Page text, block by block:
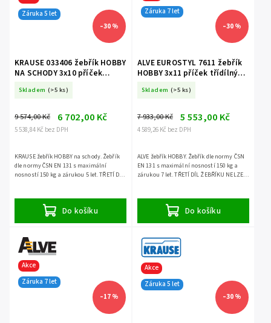
Záruka 5 let
–30 %
KRAUSE 033406 žebřík HOBBY
NA SCHODY 3x10 příček
Skladem (>5 ks)
5 538,84 Kč bez DPH
9 574,00 Kč 6 702,00 Kč
Do košíku
KRAUSE žebřík HOBBY na schody. Žebřík
dle normy ČSN EN 131 s maximální
nosností 150 kg a zárukou 5 let. TŘETÍ DÍL
Záruka 7 let
–30 %
ALVE EUROSTYL 7611 žebřík
HOBBY 3x11 příček třídílný
Skladem (>5 ks)
4 589,26 Kč bez DPH
7 933,00 Kč 5 553,00 Kč
Do košíku
ALVE žebřík HOBBY. Žebřík dle normy ČSN
EN 131 s maximální nosností 150 kg a
zárukou 7 let. TŘETÍ DÍL ŽEBŘÍKU NELZE
Akce
Záruka 7 let
–17 %
Akce
Záruka 5 let
–30 %